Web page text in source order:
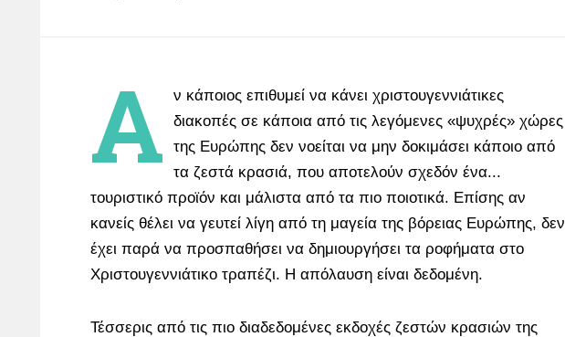
Α
ν κάποιος επιθυμεί να κάνει χριστουγεννιάτικες
διακοπές σε κάποια από τις λεγόμενες «ψυχρές» χώρες
της Ευρώπης δεν νοείται να μην δοκιμάσει κάποιο από
τα ζεστά κρασιά, που αποτελούν σχεδόν ένα...
τουριστικό προϊόν και μάλιστα από τα πιο ποιοτικά. Επίσης αν
κανείς θέλει να γευτεί λίγη από τη μαγεία της βόρειας Ευρώπης, δεν
έχει παρά να προσπαθήσει να δημιουργήσει τα ροφήματα στο
Χριστουγεννιάτικο τραπέζι. Η απόλαυση είναι δεδομένη.
Τέσσερις από τις πιο διαδεδομένες εκδοχές ζεστών κρασιών της